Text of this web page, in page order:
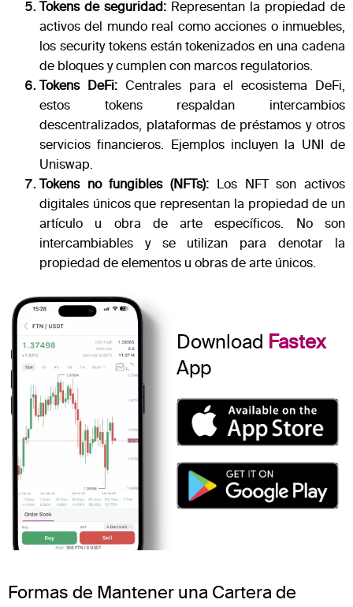
Tokens de seguridad: Representan la propiedad de
activos del mundo real como acciones o inmuebles,
los security tokens están tokenizados en una cadena
de bloques y cumplen con marcos regulatorios.
Tokens DeFi: Centrales para el ecosistema DeFi,
estos tokens respaldan intercambios
descentralizados, plataformas de préstamos y otros
servicios financieros. Ejemplos incluyen la UNI de
Uniswap.
Tokens no fungibles (NFTs):
Los NFT son activos
digitales únicos que representan la propiedad de un
artículo u obra de arte específicos. No son
intercambiables y se utilizan para denotar la
propiedad de elementos u obras de arte únicos.
Download Fastex
App
Formas de Mantener una Cartera de